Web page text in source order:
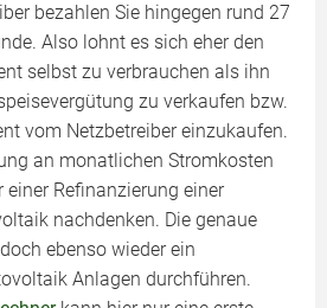
bezahlen Sie hingegen rund 27
Also lohnt es sich eher den
selbst zu verbrauchen als ihn
zu verkaufen bzw.
vom Netzbetreiber einzukaufen.
an monatlichen Stromkosten
Refinanzierung einer
nachdenken. Die genaue
ebenso wieder ein
Anlagen durchführen.